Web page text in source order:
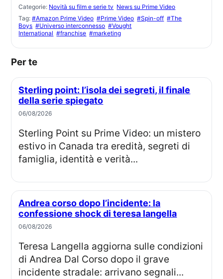
Categorie: Novità su film e serie tv News su Prime Video
Tag:#Amazon Prime Video #Prime Video #Spin-off #The
Boys #Universo interconnesso #Vought
International #franchise #marketing
Per te
Sterling point: l’isola dei segreti, il finale
della serie spiegato
06/08/2026
Sterling Point su Prime Video: un mistero
estivo in Canada tra eredità, segreti di
famiglia, identità e verità...
Andrea corso dopo l’incidente: la
confessione shock di teresa langella
06/08/2026
Teresa Langella aggiorna sulle condizioni
di Andrea Dal Corso dopo il grave
incidente stradale: arrivano segnali...